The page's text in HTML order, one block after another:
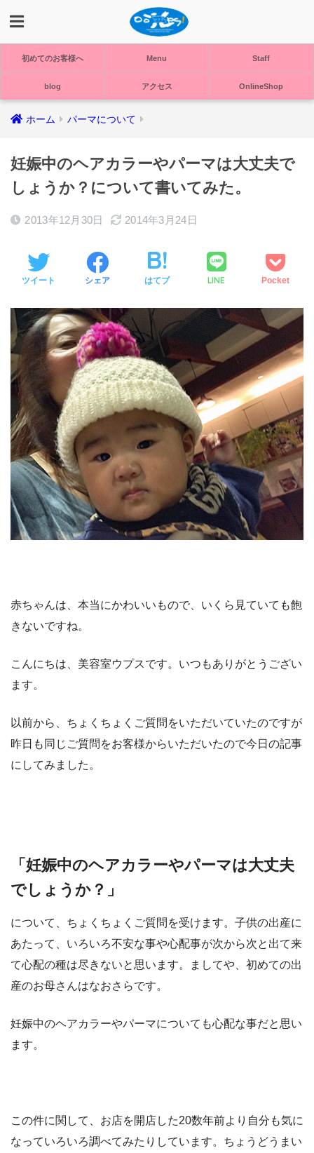
初めてのお客様へ Menu Staff
blog アクセス OnlineShop
ホーム パーマについて
妊娠中のヘアカラーやパーマは大丈夫で
しょうか？について書いてみた。
2013年12月30日 2014年3月24日
ツイート シェア はてブ LINE Pocket
赤ちゃんは、本当にかわいいもので、いくら見ていても飽
きないですね。
こんにちは、美容室ウプスです。いつもありがとうござい
ます。
以前から、ちょくちょくご質問をいただいていたのですが
昨日も同じご質問をお客様からいただいたので今日の記事
にしてみました。
「妊娠中のヘアカラーやパーマは大丈夫
でしょうか？」
について、ちょくちょくご質問を受けます。子供の出産に
あたって、いろいろ不安な事や心配事が次から次と出て来
て心配の種は尽きないと思います。ましてや、初めての出
産のお母さんはなおさらです。
妊娠中のヘアカラーやパーマについても心配な事だと思い
ます。
この件に関して、お店を開店した20数年前より自分も気に
なっていろいろ調べてみたりしています。ちょうどうまい